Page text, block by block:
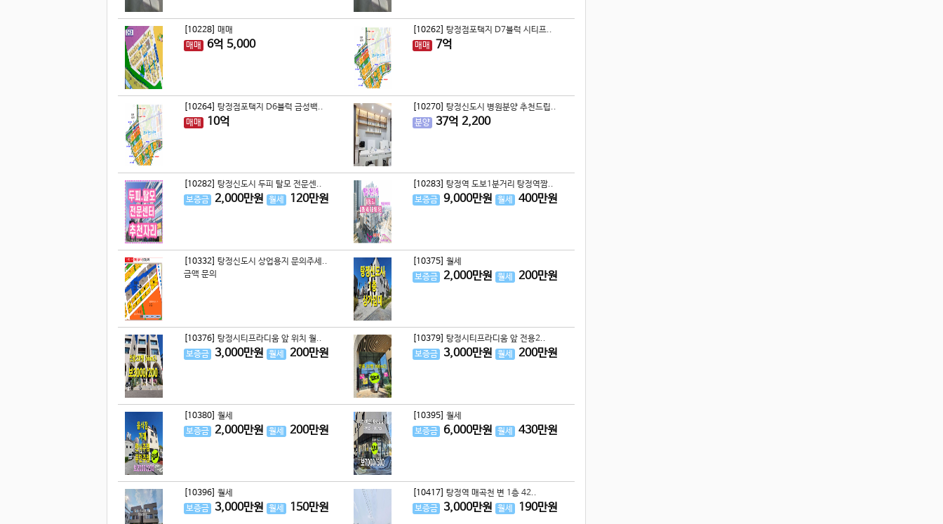
[10228] 매매
매매
6억 5,000
[10262] 탕정점포택지 D7블럭 시티프..
매매
7억
[10264] 탕정점포택지 D6블럭 금성백..
매매
10억
[10270] 탕정신도시 병원분양 추천드립..
분양
37억 2,200
[10282] 탕정신도시 두피 탈모 전문센..
보증금 2,000만원 월세 120만원
[10283] 탕정역 도보1분거리 탕정역짬..
보증금
9,000만원 월세 400만원
[10332] 탕정신도시 상업용지 문의주세..
금액 문의
[10375] 월세
보증금
2,000만원 월세 200만원
[10376] 탕정시티프라디움 앞 위치 월..
보증금
3,000만원 월세 200만원
[10379] 탕정시티프라디움 앞 전용2..
보증금
3,000만원 월세 200만원
[10380] 월세
보증금 2,000만원 월세 200만원
[10395] 월세
보증금
6,000만원 월세 430만원
[10396] 월세
보증금
3,000만원 월세 150만원
[10417]
탕정역 매곡천 변 1층 42..
보증금
3,000만원 월세 190만원